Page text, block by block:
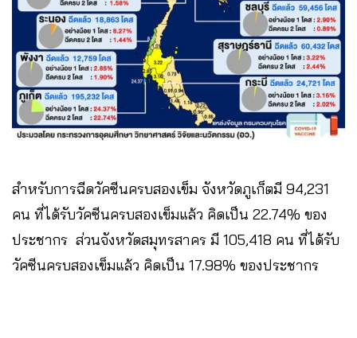
สำหรับการฉีดวัคซีนครบสองเข็ม จังหวัดภูเก็ตมี 94,231
คน ที่ได้รับวัคซีนครบสองเข็มแล้ว คิดเป็น 22.74% ของ
ประชากร ส่วนจังหวัดสมุทรสาคร มี 105,418 คน ที่ได้รับ
วัคซีนครบสองเข็มแล้ว คิดเป็น 17.98% ของประชากร